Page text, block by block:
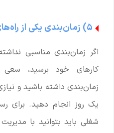
۵) زمان‌بندی یکی از راه‌های پیشرفت
اگر زمان‌بندی مناسبی
کارهای خود برسید، سعی
زمان‌بندی داشته باشید و
یک روز انجام دهید. برای
شغلی باید بتوانید با